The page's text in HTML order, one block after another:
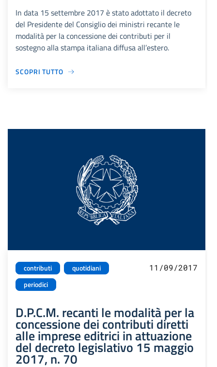
In data 15 settembre 2017 è stato adottato il decreto
del Presidente del Consiglio dei ministri recante le
modalità per la concessione dei contributi per il
sostegno alla stampa italiana diffusa all’estero.
SCOPRI TUTTO
contributi
quotidiani
periodici
11/09/2017
D.P.C.M. recanti le modalità per la
concessione dei contributi diretti
alle imprese editrici in attuazione
del decreto legislativo 15 maggio
2017, n. 70